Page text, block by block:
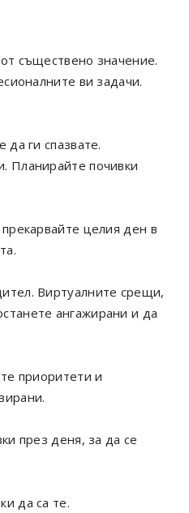
съществено значение.
ви задачи.
ги спазвате.
Планирайте почивки
целия ден в
Виртуалните срещи,
ангажирани и да
приоритети и
през деня, за да се
да са те.